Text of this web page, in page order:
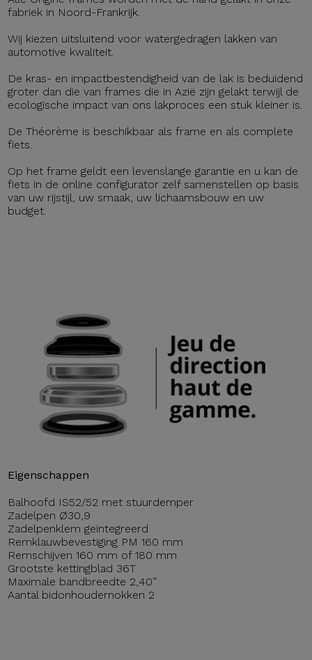
fabriek in Noord-Frankrijk.
Wij kiezen uitsluitend voor watergedragen lakken van
automotive kwaliteit.
De kras- en impactbestendigheid van de lak is beduidend
groter dan die van frames die in Azië zijn gelakt terwijl de
ecologische impact van ons lakproces een stuk kleiner is.
De Théorème is beschikbaar als frame en als complete
fiets.
Op het frame geldt een levenslange garantie en u kan de
fiets in de online configurator zelf samenstellen op basis
van uw rijstijl, uw smaak, uw lichaamsbouw en uw
budget.
Eigenschappen
Balhoofd IS52/52 met stuurdemper
Zadelpen Ø30,9
Zadelpenklem geïntegreerd
Remklauwbevestiging PM 160 mm
Remschijven 160 mm of 180 mm
Grootste kettingblad 36T
Maximale bandbreedte 2,40”
Aantal bidonhoudernokken 2